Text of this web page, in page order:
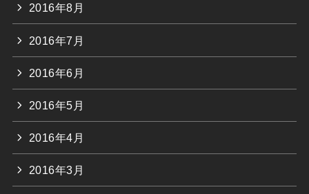
2016年8月
2016年7月
2016年6月
2016年5月
2016年4月
2016年3月